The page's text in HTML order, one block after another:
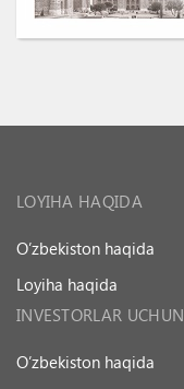
LOYIHA HAQIDA
O’zbekiston haqida
Loyiha haqida
INVESTORLAR UCHUN
O’zbekiston haqida